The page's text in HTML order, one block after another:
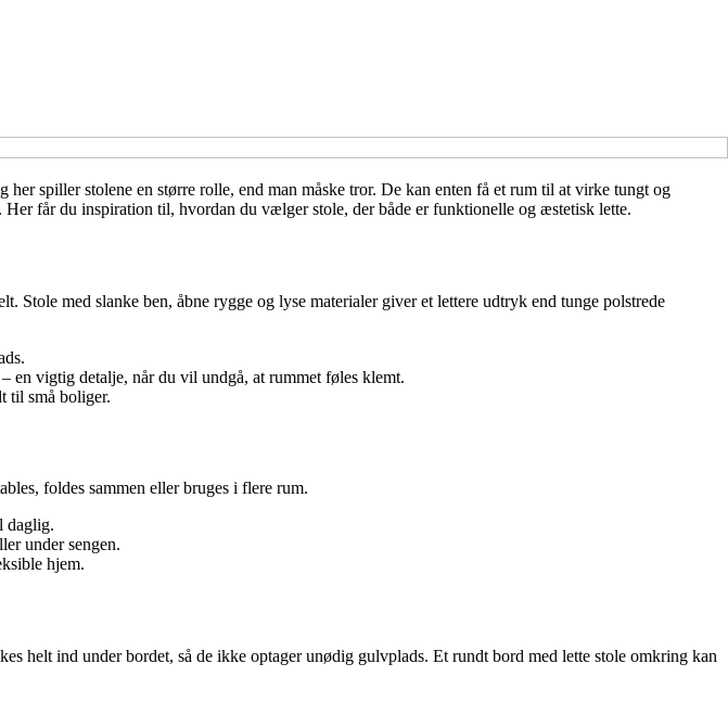
spiller stolene en større rolle, end man måske tror. De kan enten få et rum til at virke tungt og
får du inspiration til, hvordan du vælger stole, der både er funktionelle og æstetisk lette.
med slanke ben, åbne rygge og lyse materialer giver et lettere udtryk end tunge polstrede
en vigtig detalje, når du vil undgå, at rummet føles klemt.
til små boliger.
foldes sammen eller bruges i flere rum.
daglig.
under sengen.
hjem.
helt ind under bordet, så de ikke optager unødig gulvplads. Et rundt bord med lette stole omkring kan